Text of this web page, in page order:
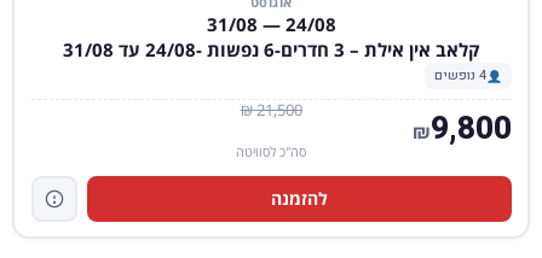
24/08 — 31/08
קלאב אין אילת – 3 חדרים-6 נפשות -24/08 עד 31/08
4 נופשים
21,500 ₪ 9,800
₪
סה"כ לסוויטה
להזמנה